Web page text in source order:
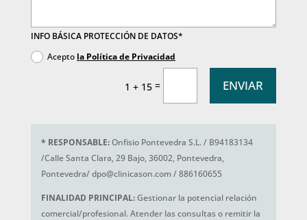
INFO BÁSICA PROTECCIÓN DE DATOS*
Acepto la Política de Privacidad
1 + 15 = ENVIAR
* RESPONSABLE:Onfisio Pontevedra S.L. / B94183134
/Calle Santa Clara, 29 Bajo, 36002, Pontevedra,
Pontevedra/ dpo@clinicason.com / 886160655
FINALIDAD PRINCIPAL:Gestionar la potencial relación
comercial/profesional. Atender las consultas o remitir la